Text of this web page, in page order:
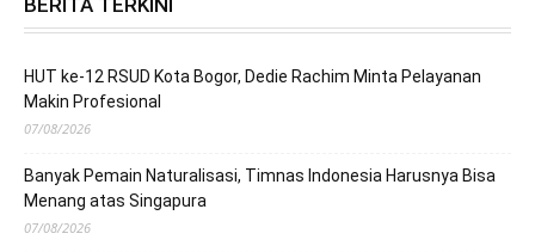
BERITA TERKINI
HUT ke-12 RSUD Kota Bogor, Dedie Rachim Minta Pelayanan
Makin Profesional
07/08/2026
Banyak Pemain Naturalisasi, Timnas Indonesia Harusnya Bisa
Menang atas Singapura
07/08/2026